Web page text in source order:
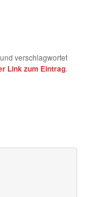
und verschlagwortet
Link zum Eintrag.